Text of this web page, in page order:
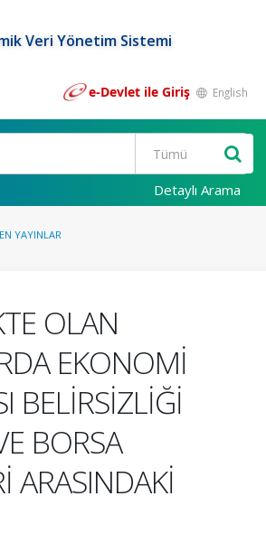
Veri Yönetim Sistemi
e-Devlet ile Giriş English
Detaylı Arama
YAYINLAR
OLAN
EKONOMİ
BELİRSİZLİĞİ
BORSA
ARASINDAKİ